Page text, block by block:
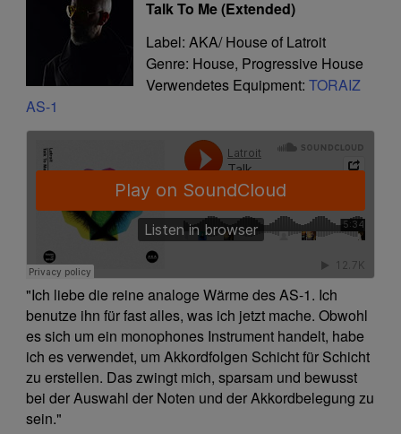
Talk To Me (Extended)
Label: AKA/ House of Latroit
Genre: House, Progressive House
Verwendetes Equipment: TORAIZ
AS-1
"Ich liebe die reine analoge Wärme des AS-1. Ich
benutze ihn für fast alles, was ich jetzt mache. Obwohl
es sich um ein monophones Instrument handelt, habe
ich es verwendet, um Akkordfolgen Schicht für Schicht
zu erstellen. Das zwingt mich, sparsam und bewusst
bei der Auswahl der Noten und der Akkordbelegung zu
sein."